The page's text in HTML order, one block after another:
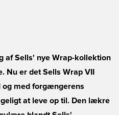
af Sells' nye Wrap-kollektion
Nu er det Sells Wrap VII
og med forgængerens
at leve op til. Den lækre